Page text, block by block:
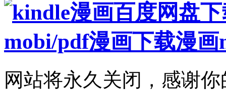
网站将永久关闭，感谢